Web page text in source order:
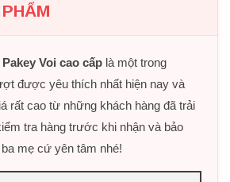
Voi cao cấp là một trong
được yêu thích nhất hiện nay và
rất cao từ những khách hàng đã trải
tra hàng trước khi nhận và bảo
mẹ cứ yên tâm nhé!